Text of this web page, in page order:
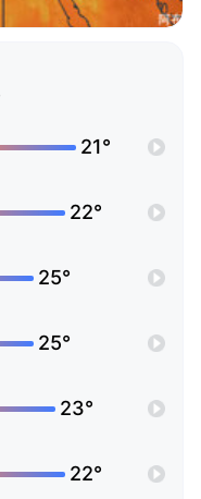
21°
22°
25°
25°
23°
22°